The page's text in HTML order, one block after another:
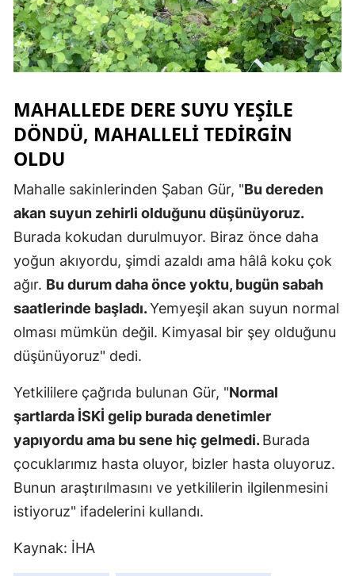
Kırşehir
Kocaeli
Kütahya
Manisa
Mardin
Muğla
Muş
Rize
Sakarya
MAHALLEDE DERE SUYU YEŞILE
DÖNDÜ, MAHALLELI TEDIRGIN
OLDU
Mahalle sakinlerinden Şaban Gür, "Bu dereden
akan suyun zehirli olduğunu düşünüyoruz.
Burada kokudan durulmuyor. Biraz önce daha
yoğun akıyordu, şimdi azaldı ama hâlâ koku çok
ağır. Bu durum daha önce yoktu, bugün sabah
saatlerinde başladı.Yemyeşil akan suyun normal
olması mümkün değil. Kimyasal bir şey olduğunu
düşünüyoruz" dedi.
Yetkililere çağrıda bulunan Gür, "Normal
şartlarda İSKİ gelip burada denetimler
yapıyordu ama bu sene hiç gelmedi.Burada
çocuklarımız hasta oluyor, bizler hasta oluyoruz.
Bunun araştırılmasını ve yetkililerin ilgilenmesini
istiyoruz" ifadelerini kullandı.
Kaynak: İHA